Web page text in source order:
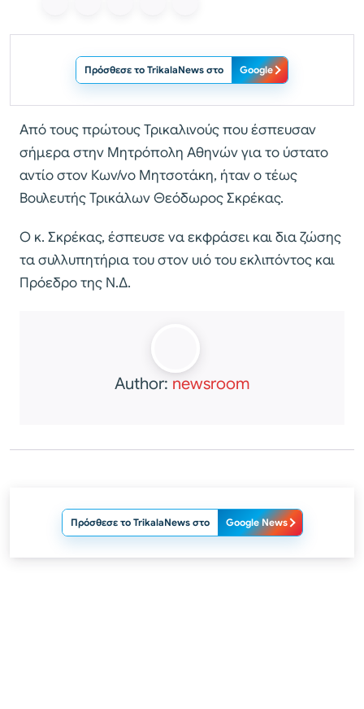
Πρόσθεσε το TrikalaNews στο Google
Από τους πρώτους Τρικαλινούς που έσπευσαν
σήμερα στην Μητρόπολη Αθηνών για το ύστατο
αντίο στον Κων/νο Μητσοτάκη, ήταν ο τέως
Βουλευτής Τρικάλων Θεόδωρος Σκρέκας.
Ο κ. Σκρέκας, έσπευσε να εκφράσει και δια ζώσης
τα συλλυπητήρια του στον υιό του εκλιπόντος και
Πρόεδρο της Ν.Δ.
Author: newsroom
Πρόσθεσε το TrikalaNews στο Google News